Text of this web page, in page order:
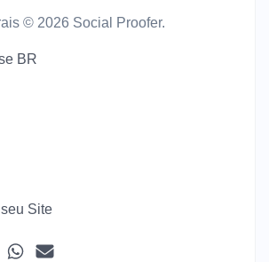
© 2026 Social Proofer.
BR
Site